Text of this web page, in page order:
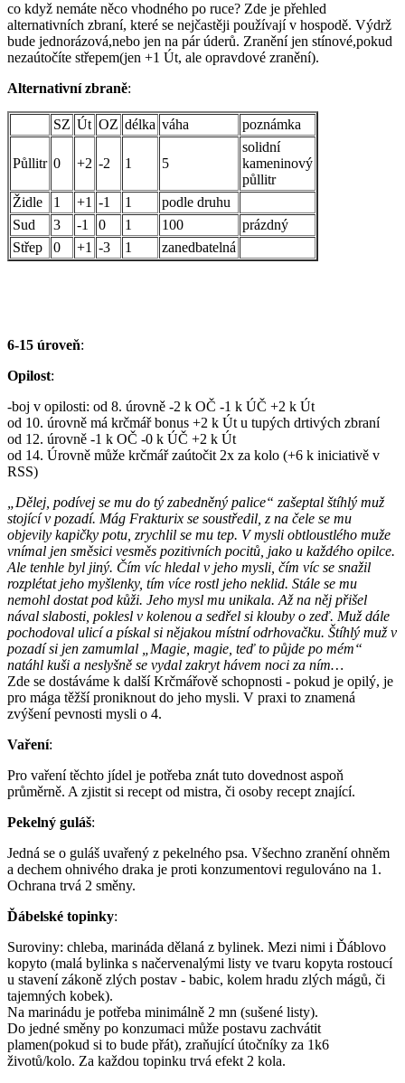
co když nemáte něco vhodného po ruce? Zde je přehled
alternativních zbraní, které se nejčastěji používají v hospodě. Výdrž
bude jednorázová,nebo jen na pár úderů. Zranění jen stínové,pokud
nezaútočíte střepem(jen +1 Út, ale opravdové zranění).
Alternativní zbraně:
SZ Út OZ délka váha poznámka
Půllitr 0 +2 -2 1 5
solidní
kameninový
půllitr
Židle
1 +1 -1 1
podle druhu
Sud
3 -1 0 1 100
prázdný
Střep
0 +1 -3 1 zanedbatelná
6-15 úroveň:
Opilost:
-boj v opilosti: od 8. úrovně -2 k OČ -1 k ÚČ +2 k Út
od 10. úrovně má krčmář bonus +2 k Út u tupých drtivých zbraní
od 12. úrovně -1 k OČ -0 k ÚČ +2 k Út
od 14. Úrovně může krčmář zaútočit 2x za kolo (+6 k iniciativě v
RSS)
„Dělej, podívej se mu do tý zabedněný palice“ zašeptal štíhlý muž
stojící v pozadí. Mág Frakturix se soustředil, z na čele se mu
objevily kapičky potu, zrychlil se mu tep. V mysli obtloustlého muže
vnímal jen směsici vesměs pozitivních pocitů, jako u každého opilce.
Ale tenhle byl jiný. Čím víc hledal v jeho mysli, čím víc se snažil
rozplétat jeho myšlenky, tím více rostl jeho neklid. Stále se mu
nemohl dostat pod kůži. Jeho mysl mu unikala. Až na něj přišel
nával slabosti, poklesl v kolenou a sedřel si klouby o zeď. Muž dále
pochodoval ulicí a pískal si nějakou místní odrhovačku. Štíhlý muž v
pozadí si jen zamumlal „Magie, magie, teď to půjde po mém“
natáhl kuši a neslyšně se vydal zakryt hávem noci za ním…
Zde se dostáváme k další Krčmářově schopnosti - pokud je opilý, je
pro mága těžší proniknout do jeho mysli. V praxi to znamená
zvýšení pevnosti mysli o 4.
Vaření:
Pro vaření těchto jídel je potřeba znát tuto dovednost aspoň
průměrně. A zjistit si recept od mistra, či osoby recept znající.
Pekelný guláš:
Jedná se o guláš uvařený z pekelného psa. Všechno zranění ohněm
a dechem ohnivého draka je proti konzumentovi regulováno na 1.
Ochrana trvá 2 směny.
Ďábelské topinky:
Suroviny: chleba, marináda dělaná z bylinek. Mezi nimi i Ďáblovo
kopyto (malá bylinka s načervenalými listy ve tvaru kopyta rostoucí
u stavení zákoně zlých postav - babic, kolem hradu zlých mágů, či
tajemných kobek).
Na marinádu je potřeba minimálně 2 mn (sušené listy).
Do jedné směny po konzumaci může postavu zachvátit
plamen(pokud si to bude přát), zraňující útočníky za 1k6
životů/kolo. Za každou topinku trvá efekt 2 kola.